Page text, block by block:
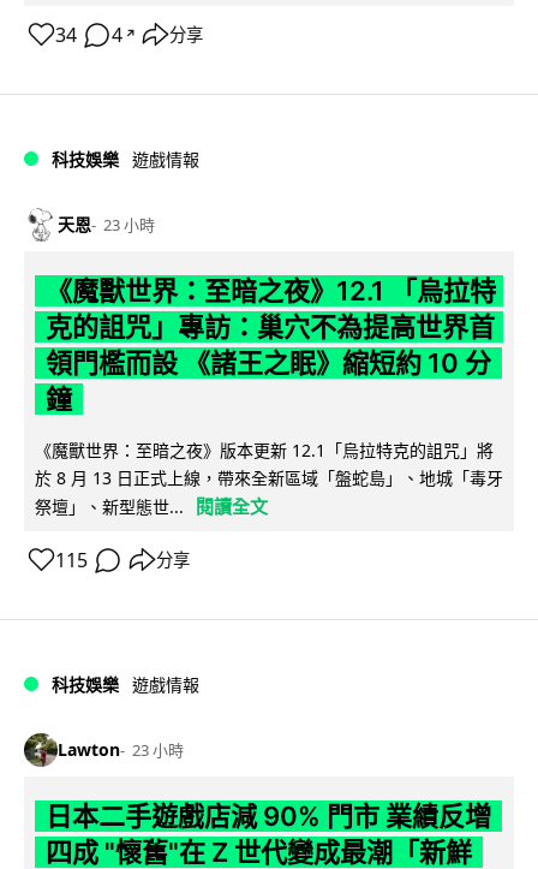
34 4 ↗ 分享
科技娛樂 遊戲情報
天恩 23 小時
《魔獸世界：至暗之夜》12.1 「烏拉特
克的詛咒」專訪：巢穴不為提高世界首
領門檻而設 《諸王之眠》縮短約 10 分
鐘
《魔獸世界：至暗之夜》版本更新 12.1「烏拉特克的詛咒」將
於 8 月 13 日正式上線，帶來全新區域「盤蛇島」、地城「毒牙
祭壇」、新型態世...
閱讀全文
115 分享
科技娛樂 遊戲情報
Lawton 23 小時
日本二手遊戲店減 90% 門市 業績反增
四成 "懷舊"在 Z 世代變成最潮「新鮮